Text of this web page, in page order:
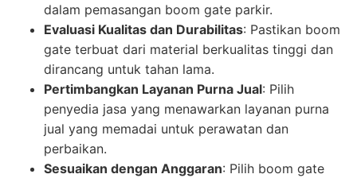
dalam pemasangan boom gate parkir.
Evaluasi Kualitas dan Durabilitas: Pastikan boom
gate terbuat dari material berkualitas tinggi dan
dirancang untuk tahan lama.
Pertimbangkan Layanan Purna Jual: Pilih
penyedia jasa yang menawarkan layanan purna
jual yang memadai untuk perawatan dan
perbaikan.
Sesuaikan dengan Anggaran: Pilih boom gate